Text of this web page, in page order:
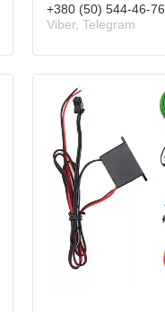
+380 (50) 544-46-76
Viber, Telegram